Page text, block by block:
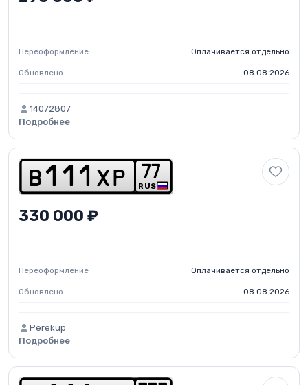
Переоформление Оплачивается отдельно
Обновлено 08.08.2026
14072807
Подробнее
b 1 1 1 x p RUS
7 7
330 000 ₽
Переоформление Оплачивается отдельно
Обновлено 08.08.2026
Perekup
Подробнее